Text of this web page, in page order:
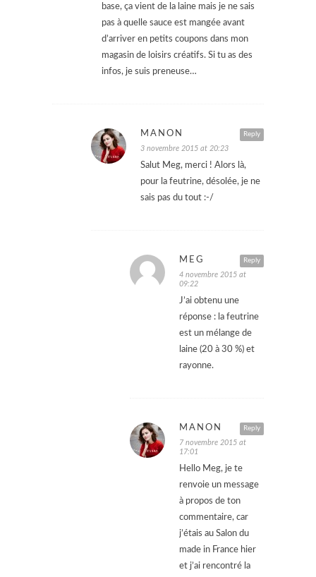
base, ça vient de la laine mais je ne sais
pas à quelle sauce est mangée avant
d’arriver en petits coupons dans mon
magasin de loisirs créatifs. Si tu as des
infos, je suis preneuse…
Reply
MANON
3 novembre 2015 at 20:23
Salut Meg, merci ! Alors là,
pour la feutrine, désolée, je ne
sais pas du tout :-/
Reply
MEG
4 novembre 2015 at
09:22
J’ai obtenu une
réponse : la feutrine
est un mélange de
laine (20 à 30 %) et
rayonne.
Reply
MANON
7 novembre 2015 at
17:01
Hello Meg, je te
renvoie un message
à propos de ton
commentaire, car
j’étais au Salon du
made in France hier
et j’ai rencontré la